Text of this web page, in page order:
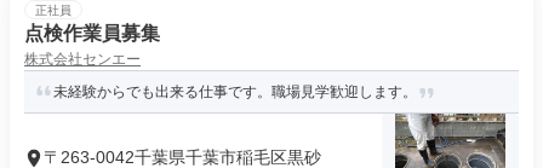
正社員
点検作業員募集
株式会社センエー
未経験からでも出来る仕事です。職場見学歓迎します。
〒263-0042千葉県千葉市稲毛区黒砂